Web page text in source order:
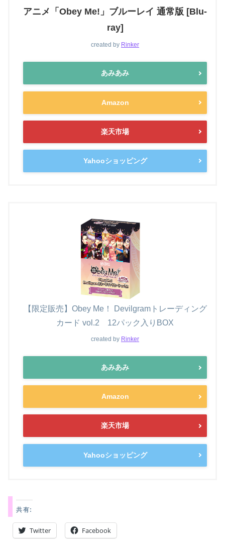
アニメ「Obey Me!」ブルーレイ 通常版 [Blu-
ray]
created by Rinker
あみあみ
Amazon
楽天市場
Yahooショッピング
【限定販売】Obey Me！ Devilgramトレーディング
カード vol.2 12パック入りBOX
created by Rinker
あみあみ
Amazon
楽天市場
Yahooショッピング
共有:
Twitter Facebook